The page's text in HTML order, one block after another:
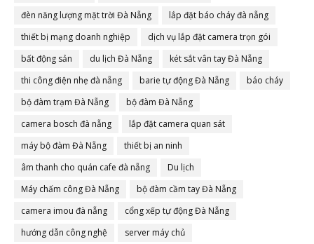
đèn năng lượng mặt trời Đà Nẵng
lắp đặt báo cháy đà nẵng
thiết bị mạng doanh nghiệp
dịch vụ lắp đặt camera trọn gói
bất động sản
du lịch Đà Nẵng
két sắt vân tay Đà Nẵng
thi công điện nhẹ đà nẵng
barie tự động Đà Nẵng
báo cháy
bộ đàm trạm Đà Nẵng
bộ đàm Đà Nẵng
camera bosch đà nẵng
lắp đặt camera quan sát
máy bộ đàm Đà Nẵng
thiết bị an ninh
âm thanh cho quán cafe đà nẵng
Du lịch
Máy chấm công Đà Nẵng
bộ đàm cầm tay Đà Nẵng
camera imou đà nẵng
cổng xếp tự động Đà Nẵng
hướng dẫn công nghệ
server máy chủ